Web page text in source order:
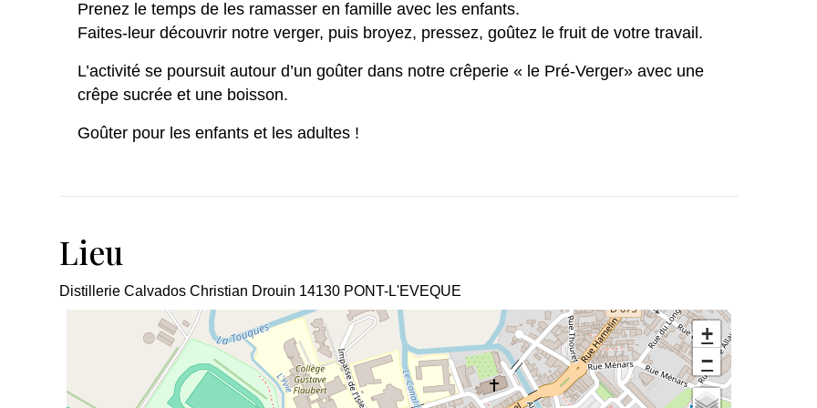
Prenez le temps de les ramasser en famille avec les enfants.
Faites-leur découvrir notre verger, puis broyez, pressez, goûtez le fruit de votre travail.
L’activité se poursuit autour d’un goûter dans notre crêperie « le Pré-Verger» avec une
crêpe sucrée et une boisson.
Goûter pour les enfants et les adultes !
Lieu
Distillerie Calvados Christian Drouin 14130 PONT-L'EVEQUE
+
−